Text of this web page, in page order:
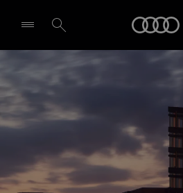
Sélectionner un Partenaire